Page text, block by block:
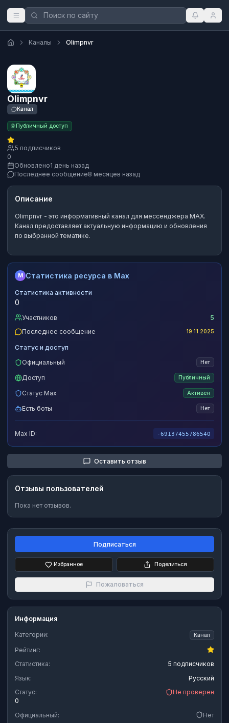
Каналы Olimpnvr
Olimpnvr
Канал
🌐 Публичный доступ
5 подписчиков
0
Обновлено1 день назад
Последнее сообщение8 месяцев назад
Описание
Olimpnvr - это информативный канал для мессенджера MAX.
Канал предоставляет актуальную информацию и обновления
по выбранной тематике.
M Статистика ресурса в Max
Статистика активности
0
Участников
5
Последнее сообщение
19.11.2025
Статус и доступ
Официальный
Нет
Доступ Публичный
Статус Max Активен
Есть боты Нет
Max ID: -69137455786540
Оставить отзыв
Отзывы пользователей
Пока нет отзывов.
Подписаться
Избранное Поделиться
Пожаловаться
Информация
Категории: Канал
Рейтинг:
Статистика:
5 подписчиков
Язык:
Русский
Статус:
Не проверен
0
Официальный:
Нет